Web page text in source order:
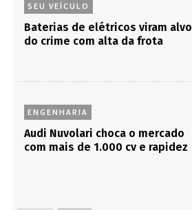
SEU VEÍCULO
Baterias de elétricos viram alvo
do crime com alta da frota
ENGENHARIA
Audi Nuvolari choca o mercado
com mais de 1.000 cv e rapidez